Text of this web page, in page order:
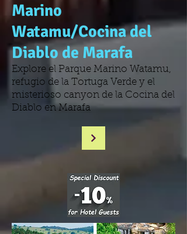
Marino
Watamu/Cocina del
Diablo de Marafa
Explore el Parque Marino Watamu,
refugio de la Tortuga Verde y el
misterioso canyon de la Cocina del
Diablo en Marafa